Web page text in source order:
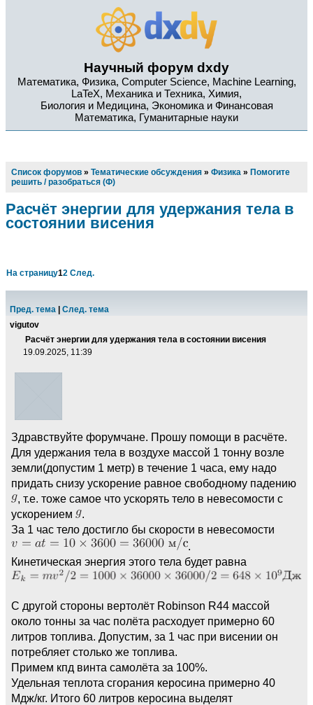
Научный форум dxdy
Математика, Физика, Computer Science, Machine Learning,
LaTeX, Механика и Техника, Химия,
Биология и Медицина, Экономика и Финансовая
Математика, Гуманитарные науки
Список форумов » Тематические обсуждения » Физика » Помогите
решить / разобраться (Ф)
Расчёт энергии для удержания тела в
состоянии висения
На страницу12 След.
Пред. тема
След. тема
vigutov
Расчёт энергии для удержания тела в состоянии висения
19.09.2025, 11:39
Здравствуйте форумчане. Прошу помощи в расчёте.
Для удержания тела в воздухе массой 1 тонну возле
земли(допустим 1 метр) в течение 1 часа, ему надо
придать снизу ускорение равное свободному падению
, т.е. тоже самое что ускорять тело в невесомости с
ускорением
.
За 1 час тело достигло бы скорости в невесомости
.
Кинетическая энергия этого тела будет равна
С другой стороны вертолёт Robinson R44 массой
около тонны за час полёта расходует примерно 60
литров топлива. Допустим, за 1 час при висении он
потребляет столько же топлива.
Примем кпд винта самолёта за 100%.
Удельная теплота сгорания керосина примерно 40
Мдж/кг. Итого 60 литров керосина выделят